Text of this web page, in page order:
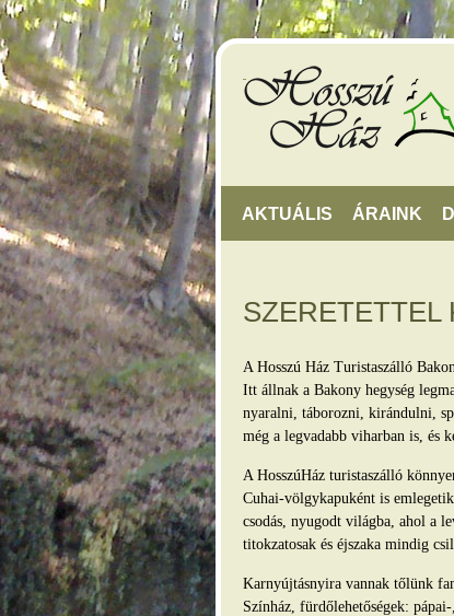
AKTUÁLIS ÁRAINK
SZERETETTEL
A Hosszú Ház Turistaszálló
Itt állnak a Bakony hegység
nyaralni, táborozni, kirándulni,
még a legvadabb viharban is, és
A HosszúHáz turistaszálló
Cuhai-völgykapuként is
csodás, nyugodt világba, ahol a
titokzatosak és éjszaka mindig
Karnyújtásnyira vannak tőlünk
Színház, fürdőlehetőségek: